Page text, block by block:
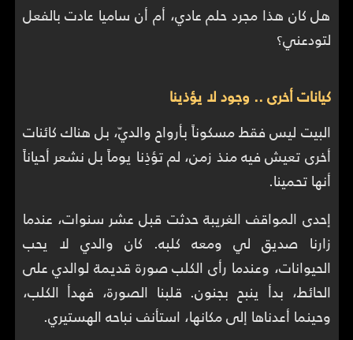
هل كان هذا مجرد حلم عادي، أم أن ساميا عادت بالفعل
لتودعني؟
كيانات أخرى .. وجود لا يؤذينا
البيت ليس فقط مسكوناً بأرواح والديّ، بل هناك كائنات
أخرى تعيش فيه منذ زمن، لم تؤذِنا يوماً بل نشعر أحياناً
أنها تحمينا.
إحدى المواقف الغريبة حدثت قبل عشر سنوات، عندما
زارنا صديق لي ومعه كلبه. كان والدي لا يحب
الحيوانات، وعندما رأى الكلب صورة قديمة لوالدي على
الحائط، بدأ ينبح بجنون. قلبنا الصورة، فهدأ الكلب،
وحينما أعدناها إلى مكانها، استأنف نباحه الهستيري.